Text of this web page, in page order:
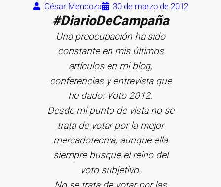
César Mendoza 30 de marzo de 2012
‎#DiarioDeCampaña
Una preocupación ha sido
constante en mis últimos
artículos en mi blog,
conferencias y entrevista que
he dado: Voto 2012.
Desde mi punto de vista no se
trata de votar por la mejor
mercadotecnia, aunque ella
siempre busque el reino del
voto subjetivo.